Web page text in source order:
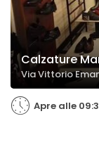
Calzature
Via Vittorio
Apre alle